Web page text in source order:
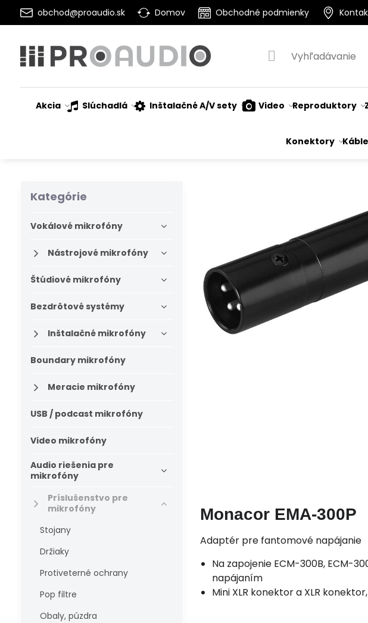
obchod@proaudio.sk Domov Obchodné podmienky
Akcia Slúchadlá Inštalačné A/V sety Video Reproduktory
Konektory Káble
Monacor EMA-300P
Adaptér pre fantomové napájanie
Na zapojenie ECM-300B, ECM-
napájaním
Mini XLR konektor a XLR
Kategórie
Vokálové mikrofóny
Nástrojové mikrofóny
Štúdiové mikrofóny
Bezdrôtové systémy
Inštalačné mikrofóny
Boundary mikrofóny
Meracie mikrofóny
USB / podcast mikrofóny
Video mikrofóny
Audio riešenia pre
mikrofóny
Príslušenstvo pre
mikrofóny
Stojany
Držiaky
Protiveterné ochrany
Pop filtre
Obaly, púzdra